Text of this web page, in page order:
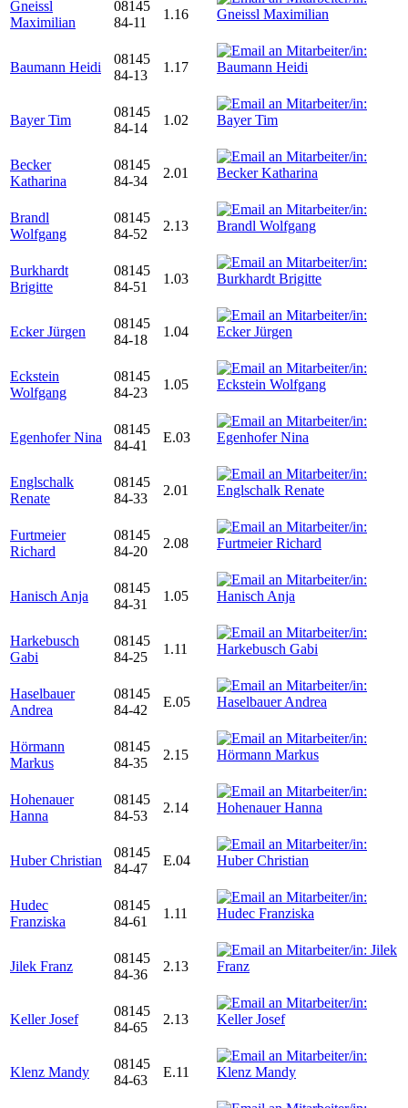
Gneissl
Maximilian
08145
84-11
1.16
Baumann Heidi
08145
84-13
1.17
Bayer Tim
08145
84-14
1.02
Becker
Katharina
08145
84-34
2.01
Brandl
Wolfgang
08145
84-52
2.13
Burkhardt
Brigitte
08145
84-51
1.03
Ecker Jürgen
08145
84-18
1.04
Eckstein
Wolfgang
08145
84-23
1.05
Egenhofer Nina
08145
84-41
E.03
Englschalk
Renate
08145
84-33
2.01
Furtmeier
Richard
08145
84-20
2.08
Hanisch Anja
08145
84-31
1.05
Harkebusch
Gabi
08145
84-25
1.11
Haselbauer
Andrea
08145
84-42
E.05
Hörmann
Markus
08145
84-35
2.15
Hohenauer
Hanna
08145
84-53
2.14
Huber Christian
08145
84-47
E.04
Hudec
Franziska
08145
84-61
1.11
Jilek Franz
08145
84-36
2.13
Keller Josef
08145
84-65
2.13
Klenz Mandy
08145
84-63
E.11